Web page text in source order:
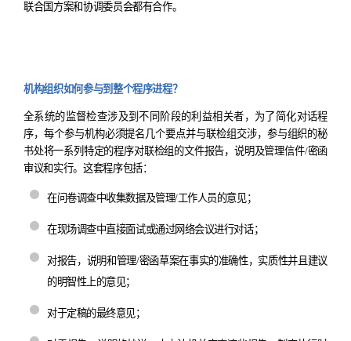
联合国方案和协调委员会都有合作。
机构组织如何参与到整个程序进程？
全系统的监督检查涉及到不同阶段的利益相关者 ， 为了简化对话程
序， 每个参与机构必须提名几个要点并与联检组交涉， 参与组织的秘
书处将一系列特定的程序对联检组的文件报告，说明及管理信件/密函
审议和实行。这套程序包括：
在问卷调查中收集数据及管理/工作人员的意见；
在现场调查中直接面试或通过网络会议进行对话；
对报告，说明和管理/密函草案在事实的准确性，实质性并且建议
的明智性上的意见；
对于定稿的最终意见；